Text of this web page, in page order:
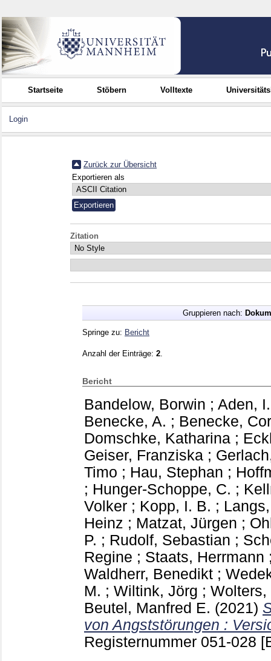
Startseite Stöbern Volltexte
Login
Zurück zur Übersicht
Exportieren als
Zitation
Gruppieren nach:
Springe zu: Bericht
Anzahl der Einträge: 2
Bericht
Bandelow, Borwin ; Aden, I.
Benecke, A. ; Benecke,
Domschke, Katharina ;
Geiser, Franziska ;
Timo ; Hau, Stephan ;
; Hunger-Schoppe, C. ;
Volker ; Kopp, I. B. ;
Heinz ; Matzat, Jürgen ;
P. ; Rudolf, Sebastian ;
Regine ; Staats, Herrmann
Waldherr, Benedikt ;
M. ; Wiltink, Jörg ; Wolters,
Beutel, Manfred E. (2021)
von Angststörungen :
Registernummer 051-028